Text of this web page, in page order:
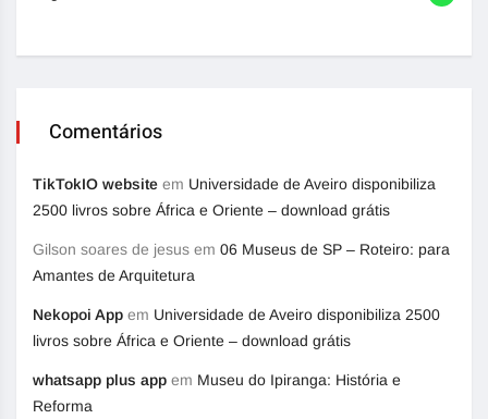
Comentários
TikTokIO website em Universidade de Aveiro disponibiliza
2500 livros sobre África e Oriente – download grátis
Gilson soares de jesus em 06 Museus de SP – Roteiro: para
Amantes de Arquitetura
Nekopoi App em Universidade de Aveiro disponibiliza 2500
livros sobre África e Oriente – download grátis
whatsapp plus app em Museu do Ipiranga: História e
Reforma